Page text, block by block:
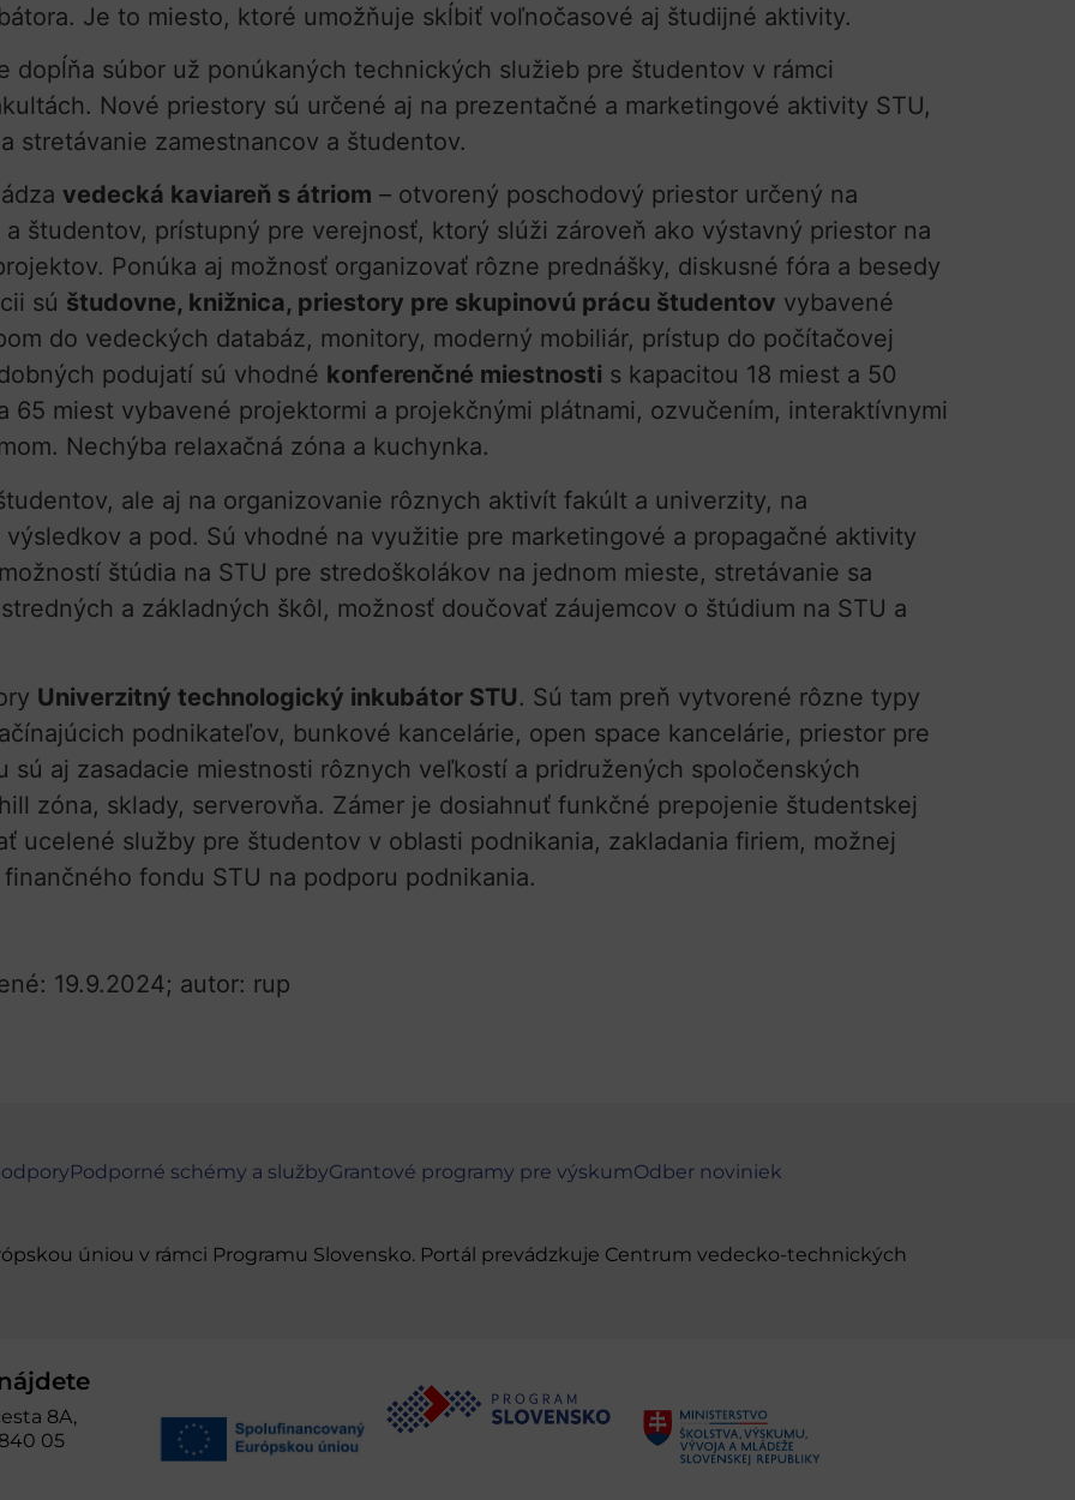
Je to miesto, ktoré umožňuje skĺbiť voľnočasové aj študijné aktivity.
dopĺňa súbor už ponúkaných technických služieb pre študentov v rámci
Nové priestory sú určené aj na prezentačné a marketingové aktivity STU,
stretávanie zamestnancov a študentov.
vedecká kaviareň s átriom – otvorený poschodový priestor určený na
študentov, prístupný pre verejnosť, ktorý slúži zároveň ako výstavný priestor na
Ponúka aj možnosť organizovať rôzne prednášky, diskusné fóra a besedy
sú študovne, knižnica, priestory pre skupinovú prácu študentov vybavené
do vedeckých databáz, monitory, moderný mobiliár, prístup do počítačovej
podujatí sú vhodné konferenčné miestnosti s kapacitou 18 miest a 50
65 miest vybavené projektormi a projekčnými plátnami, ozvučením, interaktívnymi
Nechýba relaxačná zóna a kuchynka.
ale aj na organizovanie rôznych aktivít fakúlt a univerzity, na
a pod. Sú vhodné na využitie pre marketingové a propagačné aktivity
štúdia na STU pre stredoškolákov na jednom mieste, stretávanie sa
a základných škôl, možnosť doučovať záujemcov o štúdium na STU a
Univerzitný technologický inkubátor STU. Sú tam preň vytvorené rôzne typy
podnikateľov, bunkové kancelárie, open space kancelárie, priestor pre
sú aj zasadacie miestnosti rôznych veľkostí a pridružených spoločenských
zóna, sklady, serverovňa. Zámer je dosiahnuť funkčné prepojenie študentskej
ucelené služby pre študentov v oblasti podnikania, zakladania firiem, možnej
fondu STU na podporu podnikania.
19.9.2024; autor: rup
Podporné schémy a službyGrantové programy pre výskumOdber noviniek
úniou v rámci Programu Slovensko. Portál prevádzkuje Centrum vedecko-technických
8A,
05